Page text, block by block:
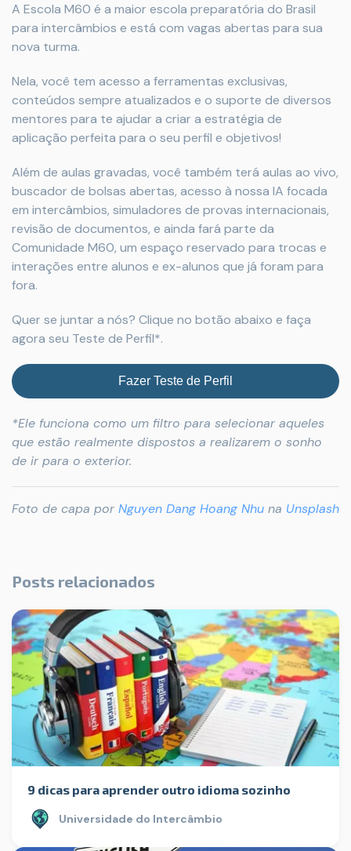
A Escola M60 é a maior escola preparatória do Brasil
para intercâmbios e está com vagas abertas para sua
nova turma.
Nela, você tem acesso a ferramentas exclusivas,
conteúdos sempre atualizados e o suporte de diversos
mentores para te ajudar a criar a estratégia de
aplicação perfeita para o seu perfil e objetivos!
Além de aulas gravadas, você também terá aulas ao vivo,
buscador de bolsas abertas, acesso à nossa IA focada
em intercâmbios, simuladores de provas internacionais,
revisão de documentos, e ainda fará parte da
Comunidade M60, um espaço reservado para trocas e
interações entre alunos e ex-alunos que já foram para
fora.
Quer se juntar a nós? Clique no botão abaixo e faça
agora seu Teste de Perfil*.
Fazer Teste de Perfil
*Ele funciona como um filtro para selecionar aqueles
que estão realmente dispostos a realizarem o sonho
de ir para o exterior.
Foto de capa por Nguyen Dang Hoang Nhu na Unsplash
Posts relacionados
9 dicas para aprender outro idioma sozinho
Universidade do Intercâmbio